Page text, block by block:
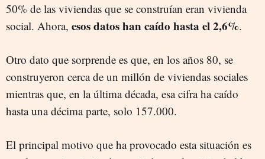
50% de las viviendas que se construían eran vivienda
social. Ahora, esos datos han caído hasta el 2,6%.
Otro dato que sorprende es que, en los años 80, se
construyeron cerca de un millón de viviendas sociales
mientras que, en la última década, esa cifra ha caído
hasta una décima parte, solo 157.000.
El principal motivo que ha provocado esta situación es